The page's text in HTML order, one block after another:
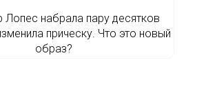
набрала пару десятков
прическу. Что это новый
образ?